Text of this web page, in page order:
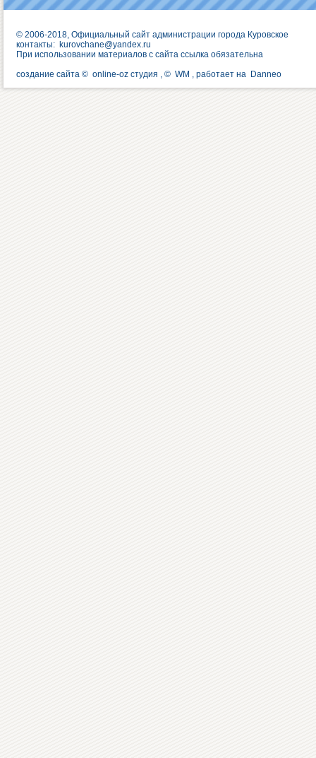
© 2006-2018, Официальный сайт администрации города Куровское
контакты: kurovchane@yandex.ru
При использовании материалов с сайта ссылка обязательна
создание сайта © online-oz студия , © WM , работает на Danneo